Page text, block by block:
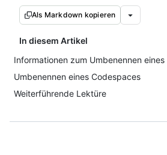
Als Markdown kopieren
In diesem Artikel
Informationen zum Umbenennen
Umbenennen eines Codespaces
Weiterführende Lektüre